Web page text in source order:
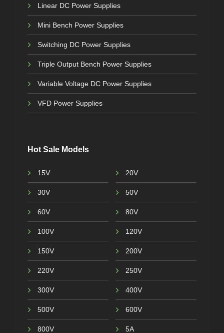
Linear DC Power Supplies
Mini Bench Power Supplies
Switching DC Power Supplies
Triple Output Bench Power Supplies
Variable Voltage DC Power Supplies
VFD Power Supplies
Hot Sale Models
15V 20V
30V 50V
60V 80V
100V 120V
150V 200V
220V 250V
300V 400V
500V 600V
800V 5A